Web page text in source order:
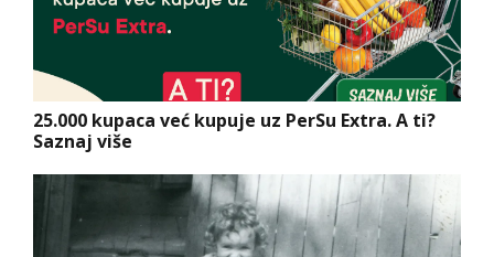
25.000 kupaca već kupuje uz PerSu Extra. A ti?
Saznaj više